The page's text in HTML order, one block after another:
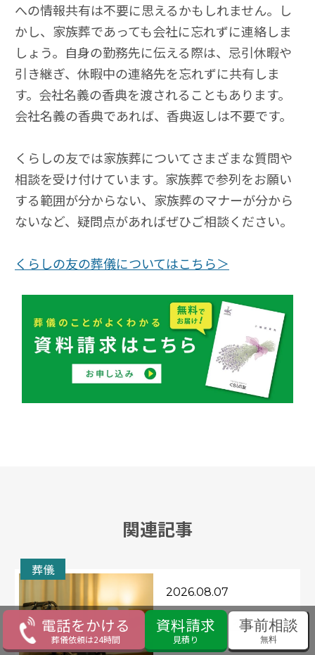
への情報共有は不要に思えるかもしれません。し
かし、家族葬であっても会社に忘れずに連絡しま
しょう。自身の勤務先に伝える際は、忌引休暇や
引き継ぎ、休暇中の連絡先を忘れずに共有しま
す。会社名義の香典を渡されることもあります。
会社名義の香典であれば、香典返しは不要です。
くらしの友では家族葬についてさまざまな質問や
相談を受け付けています。家族葬で参列をお願い
する範囲が分からない、家族葬のマナーが分から
ないなど、疑問点があればぜひご相談ください。
くらしの友の葬儀についてはこちら＞
関連記事
葬儀
2026.08.07
流れ 手順 不安解消
電話をかける
葬儀依頼は24時間
資料請求
見積り
事前相談
無料